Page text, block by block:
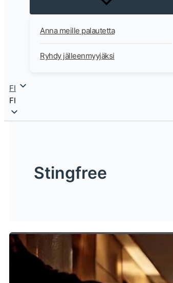
Anna meille palautetta
Ryhdy jälleenmyyjäksi
FI
FI
Stingfree